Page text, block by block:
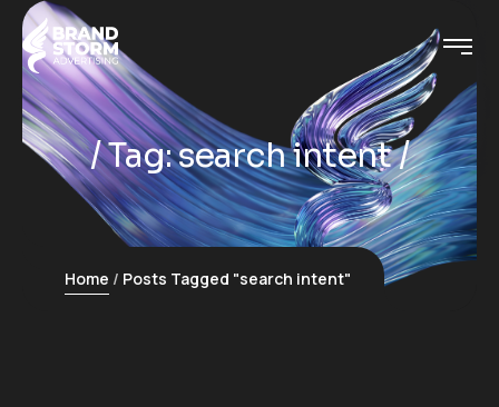
Tag:search intent
Home Posts Tagged "search intent"